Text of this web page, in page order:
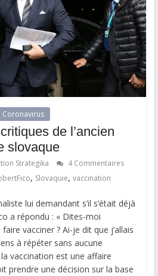
Coronavirus
de l’ancien
slovaque
Strategika
4 Commentaires
, Slovaquie, vaccination
lui demandant s’il s’était déjà
a répondu : « Dites-moi
vacciner ? Ai-je dit que j’allais
à répéter sans aucune
vaccination est une affaire
prendre une décision sur la base